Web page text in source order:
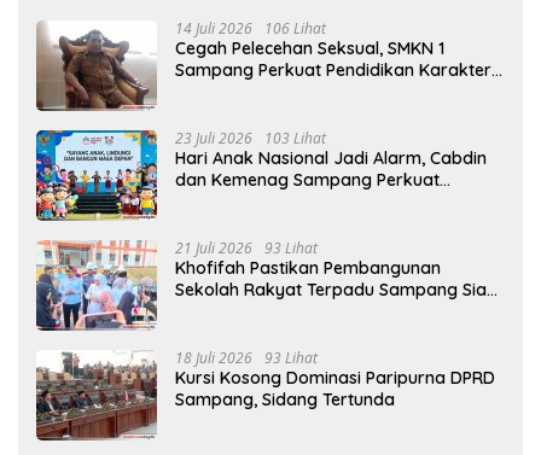
14 Juli 2026 106 Lihat
Cegah Pelecehan Seksual, SMKN 1
Sampang Perkuat Pendidikan Karakter
23 Juli 2026 103 Lihat
Hari Anak Nasional Jadi Alarm, Cabdin
dan Kemenag Sampang Perkuat
21 Juli 2026 93 Lihat
Khofifah Pastikan Pembangunan
Sekolah Rakyat Terpadu Sampang Siap
18 Juli 2026 93 Lihat
Kursi Kosong Dominasi Paripurna DPRD
Sampang, Sidang Tertunda